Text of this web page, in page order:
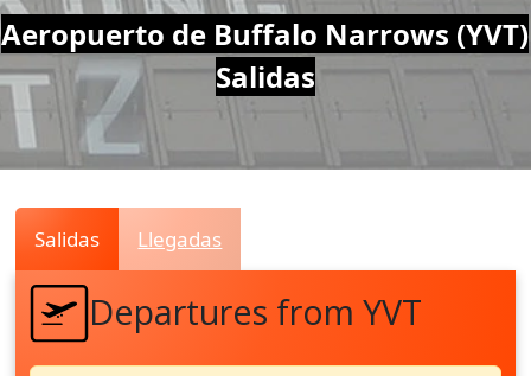
Air
Traffic
Live
Aeropuerto de Buffalo Narrows (YVT)
Salidas
Salidas Llegadas
Departures from YVT